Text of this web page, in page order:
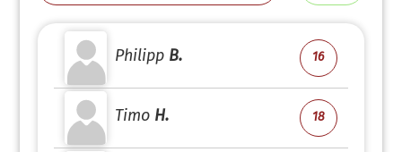
Philipp B. 16
Timo H. 18